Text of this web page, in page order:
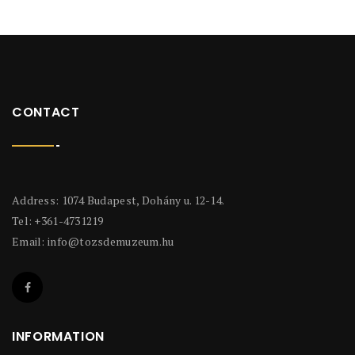
CONTACT
Address: 1074 Budapest, Dohány u. 12-14.
Tel: +361-4731219
Email: info@tozsdemuzeum.hu
INFORMATION